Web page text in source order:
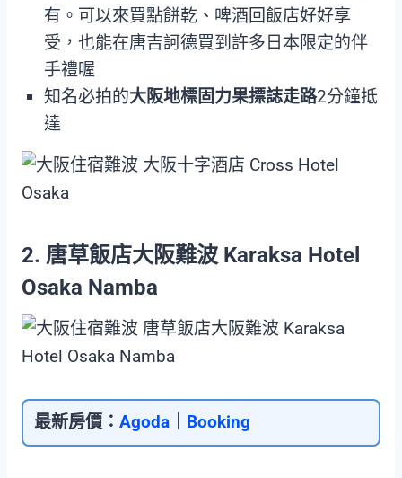
有。可以來買點餅乾、啤酒回飯店好好享
受，也能在唐吉訶德買到許多日本限定的伴
手禮喔
知名必拍的大阪地標固力果摽誌走路2分鐘抵
達
2. 唐草飯店大阪難波 Karaksa Hotel
Osaka Namba
最新房價： Agoda｜ Booking